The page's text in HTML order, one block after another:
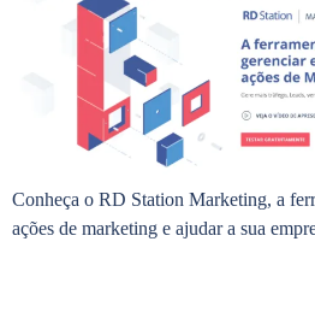
Conheça o RD Station Marketing, a
ações de marketing e ajudar a sua